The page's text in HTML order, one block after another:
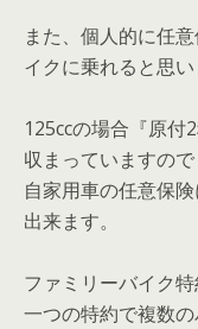
また、個人的に任
イクに乗れると思い
125ccの場合『原付
収まっていますので
自家用車の任意保
出来ます。
ファミリーバイク
一つの特約で複数